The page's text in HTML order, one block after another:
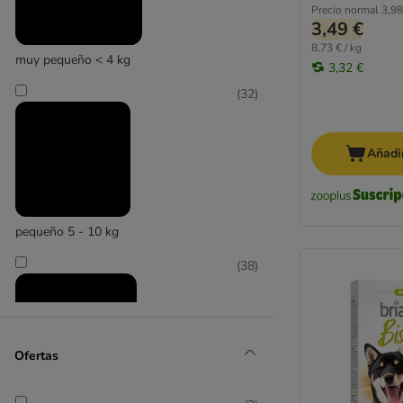
De ave
De cordero
Animonda
Bosch
Briantos
muy pequeño < 4 kg
pequeño 5 - 10 kg
(32)
(38)
Ofertas
Precio normal
3,49 €
8,73 € / kg
3,32 €